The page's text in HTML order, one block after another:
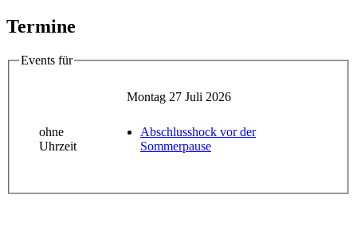
Termine
Events für
Montag 27 Juli 2026
ohne
Uhrzeit
Abschlusshock vor der
Sommerpause